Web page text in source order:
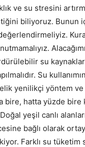
ve su stresini
biliyoruz. Bunun
su
Su
yenilikçi yöntem ve
bire, hatta yüzde bire
Doğal yeşil canlı
bağlı olarak
Farklı su tüketim